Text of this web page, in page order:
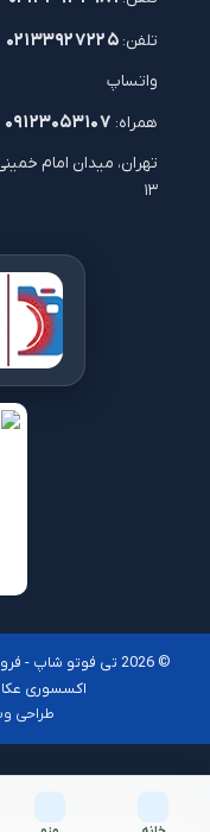
تلفن: ۰۲۱۳۳۹۲۷۲۲۵
واتساپ
همراه: ۰۹۱۲۳۰۵۳۱۰۷
تهران، میدان امام
۱۳
© 2026 تی فوتو شاپ
اکسسوری
طراحی